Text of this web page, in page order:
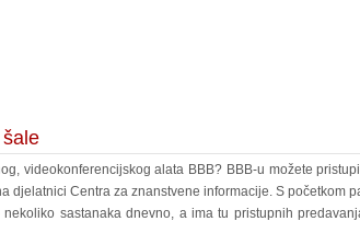
videokonferencijskog alata BBB? BBB-u možete
djelatnici Centra za znanstvene informacije. S početkom
sastanaka dnevno, a ima tu pristupnih